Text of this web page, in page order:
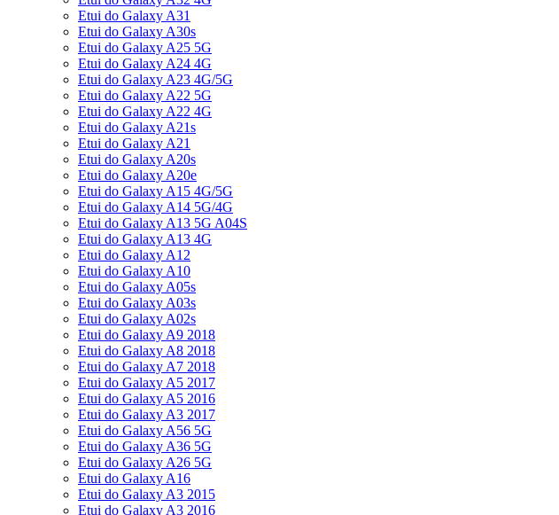
Etui do Galaxy A31
Etui do Galaxy A30s
Etui do Galaxy A25 5G
Etui do Galaxy A24 4G
Etui do Galaxy A23 4G/5G
Etui do Galaxy A22 5G
Etui do Galaxy A22 4G
Etui do Galaxy A21s
Etui do Galaxy A21
Etui do Galaxy A20s
Etui do Galaxy A20e
Etui do Galaxy A15 4G/5G
Etui do Galaxy A14 5G/4G
Etui do Galaxy A13 5G A04S
Etui do Galaxy A13 4G
Etui do Galaxy A12
Etui do Galaxy A10
Etui do Galaxy A05s
Etui do Galaxy A03s
Etui do Galaxy A02s
Etui do Galaxy A9 2018
Etui do Galaxy A8 2018
Etui do Galaxy A7 2018
Etui do Galaxy A5 2017
Etui do Galaxy A5 2016
Etui do Galaxy A3 2017
Etui do Galaxy A56 5G
Etui do Galaxy A36 5G
Etui do Galaxy A26 5G
Etui do Galaxy A16
Etui do Galaxy A3 2015
Etui do Galaxy A3 2016